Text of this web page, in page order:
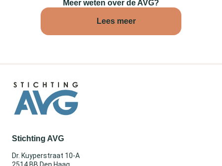
Meer weten over de AVG?
Lees meer
Stichting AVG
Dr. Kuyperstraat 10-A